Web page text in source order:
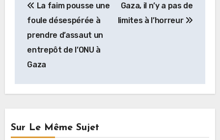
de
l’article
La faim pousse une
foule désespérée à
prendre d’assaut un
entrepôt de l’ONU à
Gaza
Gaza, il n’y a pas de
limites à l’horreur
Sur Le Même Sujet